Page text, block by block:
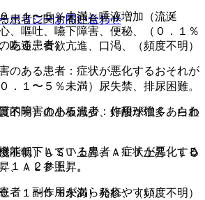
患者に関する注意）
ある患者）
のある患者：症状が悪化するおそれが
的障害のある患者：作用が強くあらわ
能低下している患者：症状が悪化する
１．２参照〕。
者：副作用があらわれやすい。
．１〜５％未満）唾液増加（流涎
、嘔吐、嚥下障害、便秘、（０．１％
吃逆、食欲亢進、口渇、（頻度不明）
１〜５％未満）尿失禁、排尿困難。
不明）血小板減少、好酸球増多、白血
不明）ＡＳＴ上昇、ＡＬＴ上昇、ＬＤ
、ＡＬＰ上昇。
１〜５％未満）発疹、（頻度不明）
ポリシーお問い合わせ